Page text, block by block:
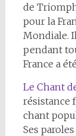
de
pour la
Mondiale.
pendant
France a
Le Chant
résistance
chant
Ses